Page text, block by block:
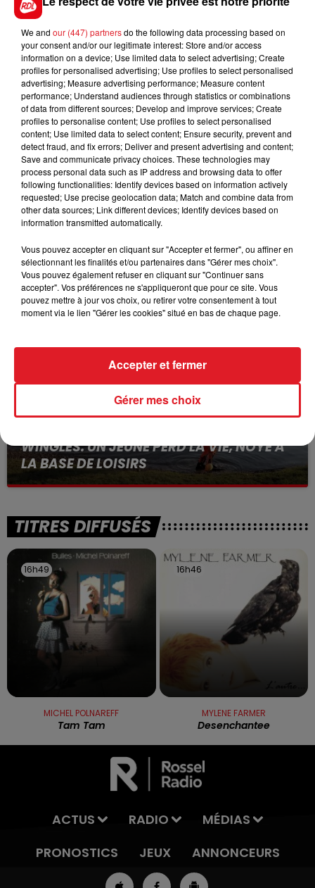
enverrait ensuite par messagerie. Il aurait également
envoyé des photos intimes (de son sexe). Les jeunes
concernées sont invitées à aller porter plainte.
FIL D'ACTUS
15 juillet 2026
BÉTHUNE: ENQUÊTE POUR HOMICIDE
VOLONTAIRE EN COURS, APRÈS LA...
Selon les premiers éléments, le logement servait
à des prostituées
WINGLES: UN JEUNE PERD LA VIE, NOYÉ À
LA BASE DE LOISIRS
La victime a coulé à pic
TITRES DIFFUSÉS
16h49
16h49
MICHEL POLNAREFF
Tam Tam
16h46
16h46
MYLENE FARMER
Desenchantee
ACTUS RADIO
MÉDIAS
PRONOSTICS
JEUX ANNONCEURS
We and our (447) partnersdo the following data processing based on
your consent and/or our legitimate interest: Store and/or access
information on a device; Use limited data to select advertising; Create
profiles for personalised advertising; Use profiles to select personalised
advertising; Measure advertising performance; Measure content
performance; Understand audiences through statistics or combinations
of data from different sources; Develop and improve services; Create
profiles to personalise content; Use profiles to select personalised
content; Use limited data to select content; Ensure security, prevent and
detect fraud, and fix errors; Deliver and present advertising and content;
Save and communicate privacy choices. These technologies may
process personal data such as IP address and browsing data to offer
following functionalities: Identify devices based on information actively
requested; Use precise geolocation data; Match and combine data from
other data sources; Link different devices; Identify devices based on
information transmitted automatically.
Vous pouvez accepter en cliquant sur "Accepter et fermer", ou affiner en
sélectionnant les finalités et/ou partenaires dans "Gérer mes choix".
Vous pouvez également refuser en cliquant sur "Continuer sans
accepter". Vos préférences ne s'appliqueront que pour ce site. Vous
pouvez mettre à jour vos choix, ou retirer votre consentement à tout
moment via le lien "Gérer les cookies" situé en bas de chaque page.
Gérer mes choix
Accepter et fermer